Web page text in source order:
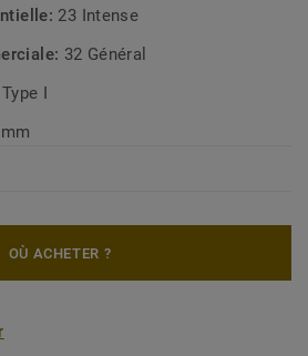
23 Intense
32 Général
Type I
OÙ ACHETER ?